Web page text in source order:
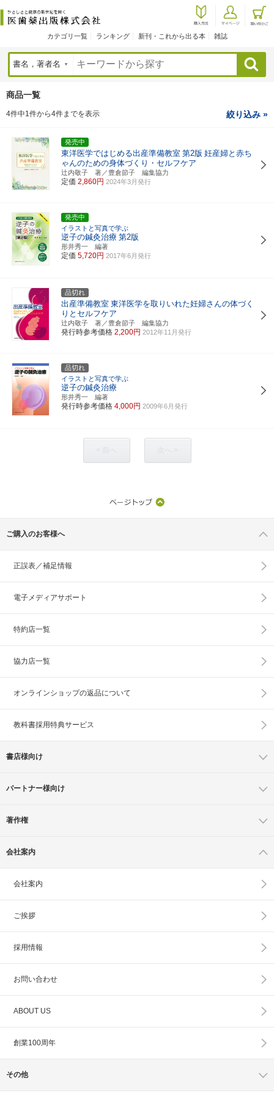
カテゴリ一覧 ランキング 新刊・これから出る本 雑誌
検索
商品一覧
4件中1件から4件までを表示 絞り込み »
発売中
東洋医学ではじめる出産準備教室 第2版 妊産婦と赤ち
ゃんのための身体づくり・セルフケア
辻内敬子 著／豊倉節子 編集協力
定価 2,860円 2024年3月発行
発売中
イラストと写真で学ぶ
逆子の鍼灸治療 第2版
形井秀一 編著
定価 5,720円 2017年6月発行
品切れ
出産準備教室 東洋医学を取りいれた妊婦さんの体づく
りとセルフケア
辻内敬子 著／豊倉節子 編集協力
発行時参考価格 2,200円 2012年11月発行
品切れ
イラストと写真で学ぶ
逆子の鍼灸治療
形井秀一 編著
発行時参考価格 4,000円 2009年6月発行
ご購入のお客様へ
正誤表／補足情報
電子メディアサポート
特約店一覧
協力店一覧
オンラインショップの返品について
教科書採用特典サービス
書店様向け
パートナー様向け
著作権
会社案内
会社案内
ご挨拶
採用情報
お問い合わせ
ABOUT US
創業100周年
その他